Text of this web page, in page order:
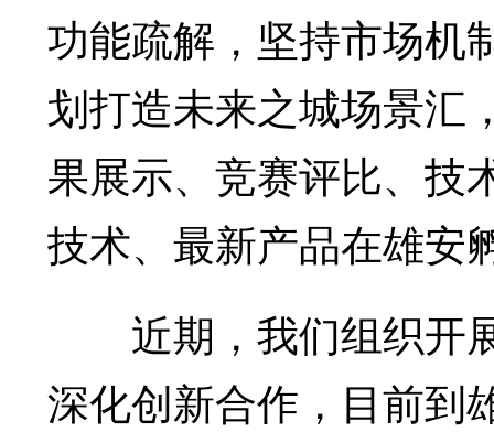
功能疏解，坚持市场机
划打造未来之城场景汇
果展示、竞赛评比、技
技术、最新产品在雄安
近期，我们组织开
深化创新合作，目前到